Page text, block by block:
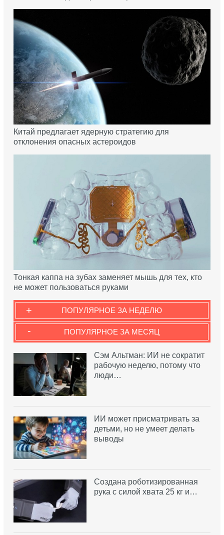
Китай предлагает ядерную стратегию для
отклонения опасных астероидов
Тонкая каппа на зубах заменяет мышь для тех, кто
не может пользоваться руками
ПОПУЛЯРНОЕ ЗА НЕДЕЛЮ
+
ПОПУЛЯРНОЕ ЗА МЕСЯЦ
-
Сэм Альтман: ИИ не сократит
рабочую неделю, потому что
люди…
ИИ может присматривать за
детьми, но не умеет делать
выводы
Создана роботизированная
рука с силой хвата 25 кг и…